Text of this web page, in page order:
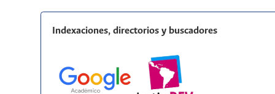
Indexaciones, directorios y buscadores